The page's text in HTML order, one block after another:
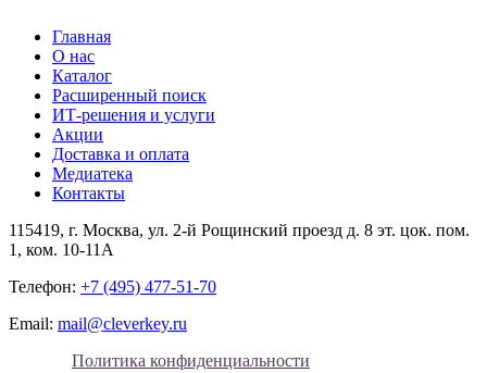
Главная
О нас
Каталог
Расширенный поиск
ИТ-решения и услуги
Акции
Доставка и оплата
Медиатека
Контакты
115419, г. Москва, ул. 2-й Рощинский проезд д. 8 эт. цок. пом.
1, ком. 10-11А
Телефон: +7 (495) 477-51-70
Email: mail@cleverkey.ru
Политика конфиденциальности